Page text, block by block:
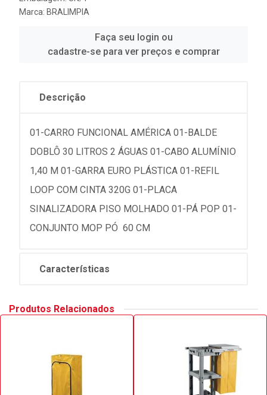
Marca: BRALIMPIA
Faça seu login ou
cadastre-se para ver preços e comprar
Descrição
01-CARRO FUNCIONAL AMÉRICA 01-BALDE
DOBLÔ 30 LITROS 2 ÁGUAS 01-CABO ALUMÍNIO
1,40 M 01-GARRA EURO PLÁSTICA 01-REFIL
LOOP COM CINTA 320G 01-PLACA
SINALIZADORA PISO MOLHADO 01-PÁ POP 01-
CONJUNTO MOP PÓ  60 CM
Características
Produtos Relacionados